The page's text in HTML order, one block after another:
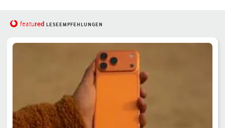
featured LESEEMPFEHLUNGEN